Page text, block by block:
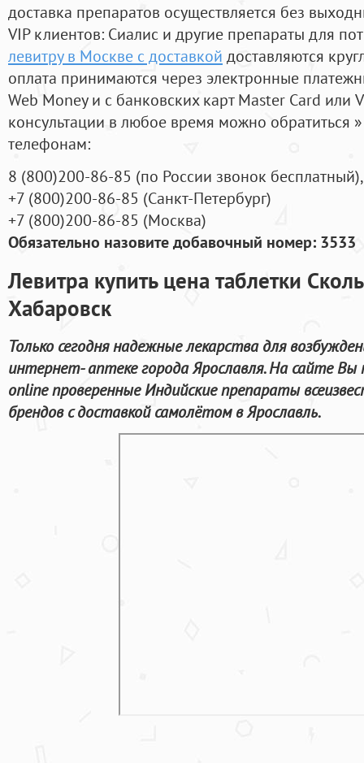
доставка препаратов осуществляется без
VIP клиентов: Сиалис и другие препараты для
левитру в Москве с доставкой доставляются
оплата принимаются через электронные
Web Money и с банковских карт Master Card или
консультации в любое время можно обратиться
телефонам:
8 (800)200-86-85 (по России звонок бесплатный),
+7 (800)200-86-85 (Санкт-Петербург)
+7 (800)200-86-85 (Москва)
Обязательно назовите добавочный номер: 3533
Левитра купить цена таблетки
Хабаровск
Только сегодня надежные лекарства для
интернет- аптеке города Ярославля. На сайте
online проверенные Индийские препараты
брендов с доставкой самолётом в Ярославль.